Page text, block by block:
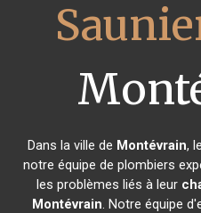
Dans la ville de Montévrain,
notre équipe de plombiers
les problèmes liés à leur
Montévrain. Notre équipe